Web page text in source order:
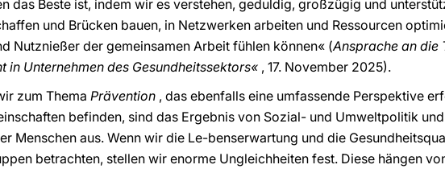
das Beste ist, indem wir es verstehen, geduldig, großzügig und
und Brücken bauen, in Netzwerken arbeiten und Ressourcen
Nutznießer der gemeinsamen Arbeit fühlen können« (Ansprache an die
in Unternehmen des Gesundheitssektors« , 17. November 2025).
zum Thema Prävention , das ebenfalls eine umfassende Perspektive
befinden, sind das Ergebnis von Sozial- und Umweltpolitik
Menschen aus. Wenn wir die Le-benserwartung und die
betrachten, stellen wir enorme Ungleichheiten fest. Diese hängen